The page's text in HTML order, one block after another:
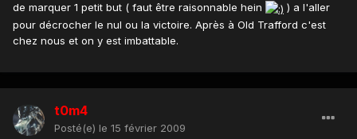
de marquer 1 petit but ( faut être raisonnable hein
) a l'aller
pour décrocher le nul ou la victoire. Après à Old Trafford c'est
chez nous et on y est imbattable.
t0m4
Posté(e) le 15 février 2009